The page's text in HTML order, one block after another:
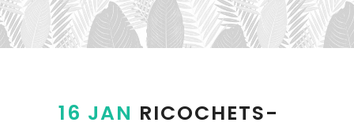
16 JAN RICOCHETS-